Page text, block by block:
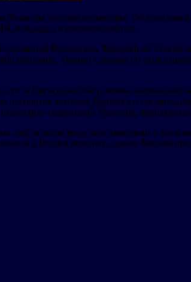
сегодня неуместны. Об этом
входящих в кремлевский пул.
Российской Федерацией
регионов. Такими словами он
в Евросоюзе обеспокоены
паспортов жителям Донбасса и
территорий Украины,
никогда не делало заявлений о
к России речи нет, однако Москва